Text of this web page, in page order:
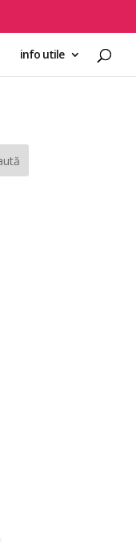
info utile